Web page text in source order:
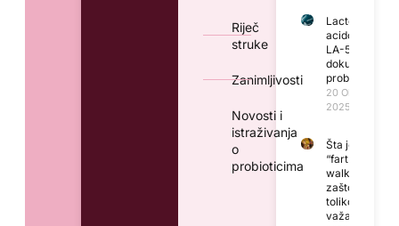
Riječ
struke
Zanimljivosti
Novosti i
istraživanja
o
probioticima
Lactobacillus
acidophilus,
LA-5® – dobro
probiotički soj
20 Oktobra,
2025
Šta je
“fart
walk” i
zašto je
toliko
važan za